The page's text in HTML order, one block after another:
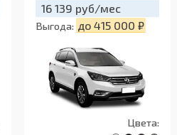
16 139 руб/мес
Выгода: до 415 000 ₽
Цвета: